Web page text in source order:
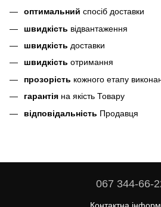
оптимальний спосіб доставки
швидкість відвантаження
швидкість доставки
швидкість отримання
прозорість кожного етапу
гарантія на якість Товару
відповідальність Продавця
067 344-66-